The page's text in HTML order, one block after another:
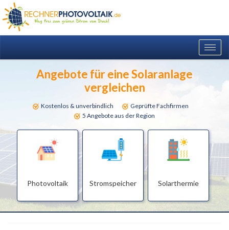
Angebote für eine Solaranlage
vergleichen
Kostenlos & unverbindlich
Geprüfte Fachfirmen
5 Angebote aus der Region
Photovoltaik Stromspeicher Solarthermie